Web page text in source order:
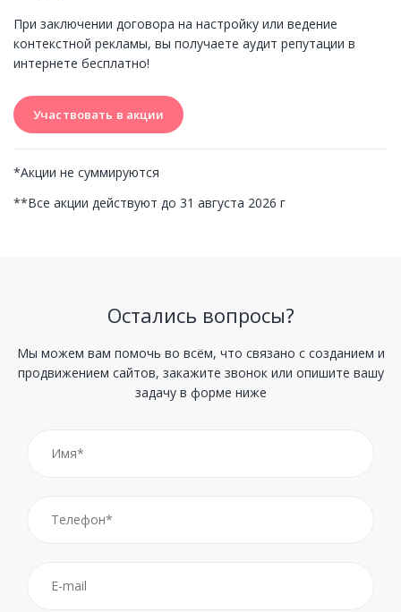
При заключении договора на настройку или ведение
контекстной рекламы, вы получаете аудит репутации в
интернете бесплатно!
Участвовать в акции
Участвовать в акции
*Акции не суммируются
**Все акции действуют до 31 августа 2026 г
Остались вопросы?
Мы можем вам помочь во всём, что связано с созданием и
продвижением сайтов, закажите звонок или опишите вашу
задачу в форме ниже